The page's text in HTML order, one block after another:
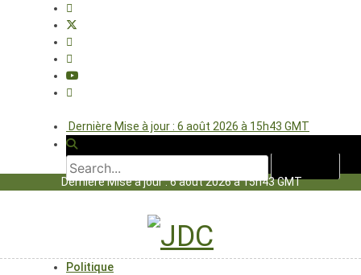
Dernière Mise à jour : 6 août 2026 à 15h43 GMT
Dernière Mise à jour : 6 août 2026 à 15h43 GMT
Politique